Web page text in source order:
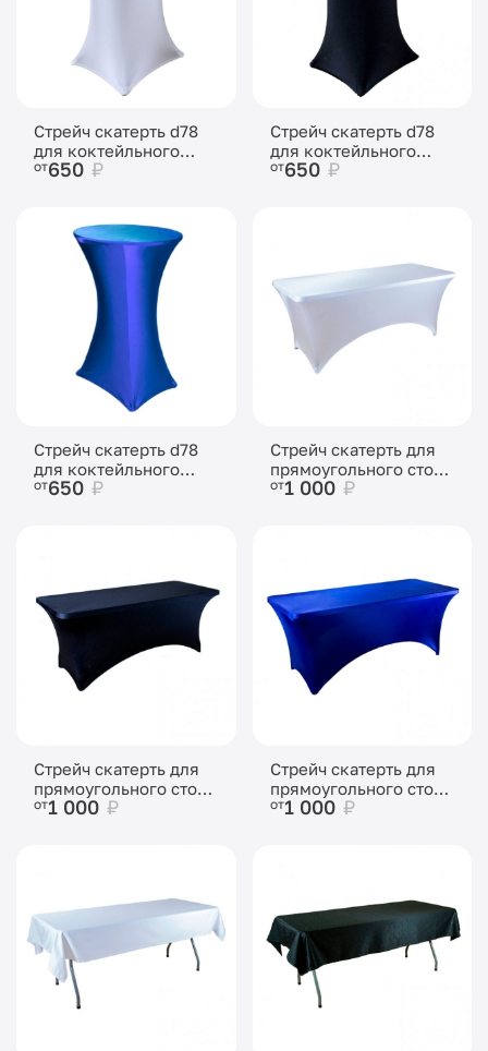
Стрейч скатерть d78
для коктейльного
стола белая
от650 ₽
Стрейч скатерть d78
для коктейльного
стола черная
от650 ₽
Стрейч скатерть d78
для коктейльного
стола синяя
от650 ₽
Стрейч скатерть для
прямоугольного стола
белая
от1 000 ₽
Стрейч скатерть для
прямоугольного стола
черная
от1 000 ₽
Стрейч скатерть для
прямоугольного стола
синяя
от1 000 ₽